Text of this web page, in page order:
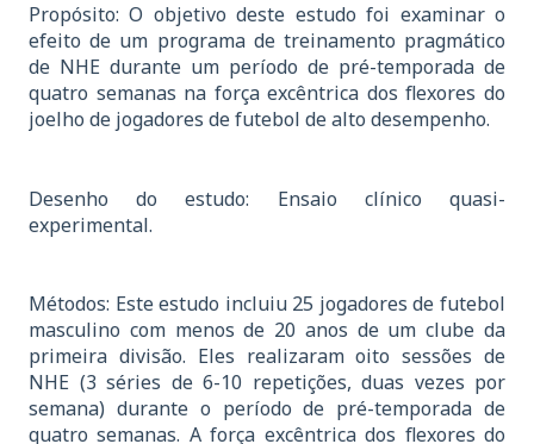
Propósito: O objetivo deste estudo foi examinar o
efeito de um programa de treinamento pragmático
de NHE durante um período de pré-temporada de
quatro semanas na força excêntrica dos flexores do
joelho de jogadores de futebol de alto desempenho.
Desenho do estudo: Ensaio clínico quasi-
experimental.
Métodos: Este estudo incluiu 25 jogadores de futebol
masculino com menos de 20 anos de um clube da
primeira divisão. Eles realizaram oito sessões de
NHE (3 séries de 6-10 repetições, duas vezes por
semana) durante o período de pré-temporada de
quatro semanas. A força excêntrica dos flexores do